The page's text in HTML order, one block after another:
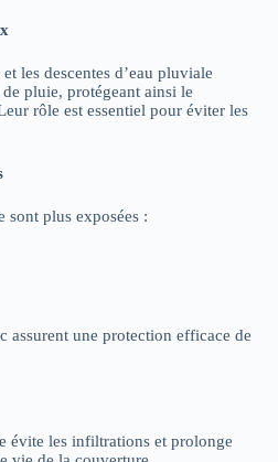
les descentes d’eau pluviale
pluie, protégeant ainsi le
rôle est essentiel pour éviter les
sont plus exposées :
assurent une protection efficace de
évite les infiltrations et prolonge